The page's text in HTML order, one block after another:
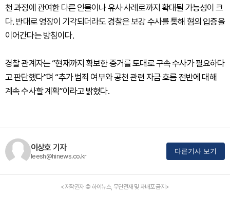
천 과정에 관여한 다른 인물이나 유사 사례로까지 확대될 가능성이 크
다. 반대로 영장이 기각되더라도 경찰은 보강 수사를 통해 혐의 입증을
이어간다는 방침이다.
경찰 관계자는 “현재까지 확보한 증거를 토대로 구속 수사가 필요하다
고 판단했다”며 “추가 범죄 여부와 공천 관련 자금 흐름 전반에 대해
계속 수사할 계획”이라고 밝혔다.
이상호 기자
leesh@hinews.co.kr
다른기사 보기
<저작권자 © 하이뉴스, 무단전재 및 재배포 금지>